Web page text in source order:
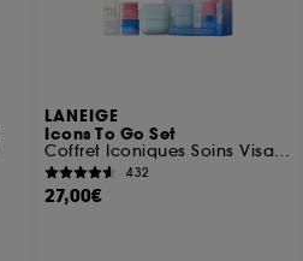
LANEIGE
Icons To Go Set
Coffret Iconiques Soins Visage
432
27,00€